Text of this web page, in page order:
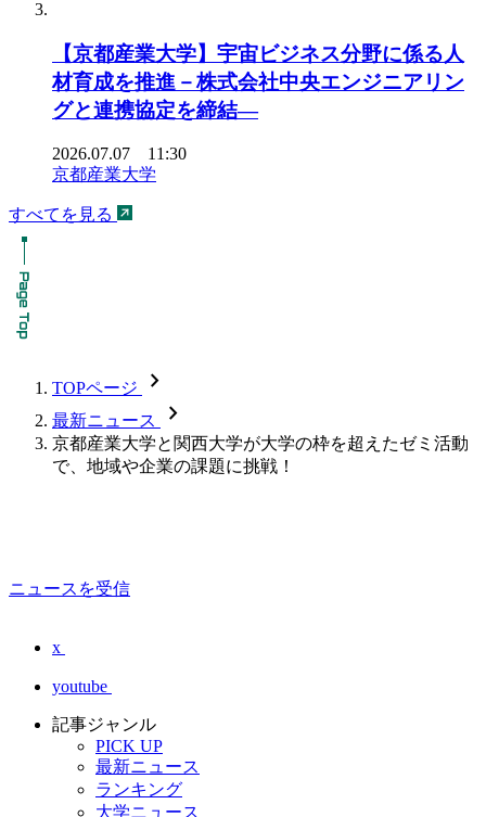
【京都産業大学】宇宙ビジネス分野に係る人
材育成を推進－株式会社中央エンジニアリン
グと連携協定を締結―
2026.07.07 11:30
京都産業大学
すべてを見る
TOPページ chevron_forward
最新ニュース chevron_forward
京都産業大学と関西大学が大学の枠を超えたゼミ活動
で、地域や企業の課題に挑戦！
ニュースを受信
x
youtube
記事ジャンル
PICK UP
最新ニュース
ランキング
大学ニュース